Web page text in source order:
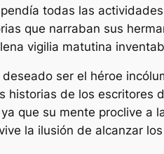
todas las
que narraban sus
vigilia matutina
ser el héroe
historias de los escritores
que su mente proclive a
la ilusión de alcanzar